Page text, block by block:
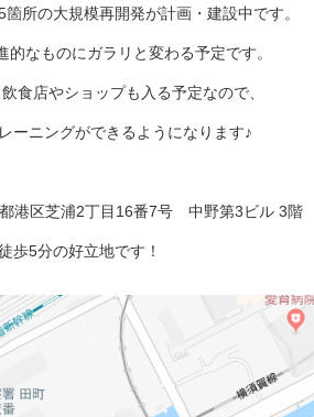
所の大規模再開発が計画・建設中です。
的なものにガラリと変わる予定です。
食店やショップも入る予定なので、
ーニングができるようになります♪
港区芝浦2丁目16番7号 中野第3ビル 3階
歩5分の好立地です！